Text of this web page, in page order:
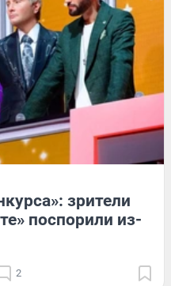
зрители
поспорили из-
2